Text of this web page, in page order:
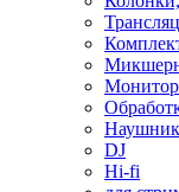
DJ
Hi-fi